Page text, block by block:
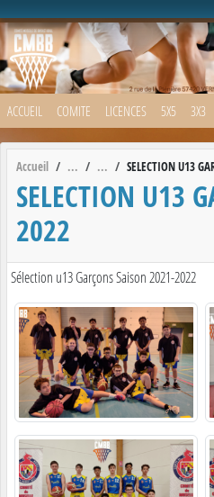
ACCUEIL COMITE LICENCES 5X5 3X3
Accueil SELECTION U13
SELECTION U13
2022
Sélection u13 Garçons Saison 2021-2022